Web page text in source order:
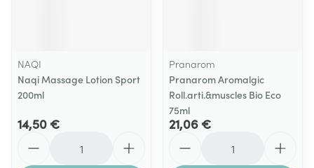
NAQI
Naqi Massage Lotion Sport
200ml
14,50 €
Pranarom
Pranarom Aromalgic
Roll.arti.&muscles Bio Eco
75ml
21,06 €